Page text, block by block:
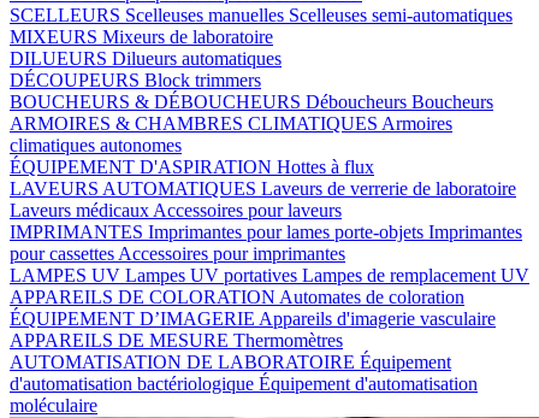
SCELLEURS Scelleuses manuelles Scelleuses semi-automatiques
MIXEURS Mixeurs de laboratoire
DILUEURS Dilueurs automatiques
DÉCOUPEURS Block trimmers
BOUCHEURS & DÉBOUCHEURS Déboucheurs Boucheurs
ARMOIRES & CHAMBRES CLIMATIQUES Armoires
climatiques autonomes
ÉQUIPEMENT D'ASPIRATION Hottes à flux
LAVEURS AUTOMATIQUES Laveurs de verrerie de laboratoire
Laveurs médicaux Accessoires pour laveurs
IMPRIMANTES Imprimantes pour lames porte-objets Imprimantes
pour cassettes Accessoires pour imprimantes
LAMPES UV Lampes UV portatives Lampes de remplacement UV
APPAREILS DE COLORATION Automates de coloration
ÉQUIPEMENT D’IMAGERIE Appareils d'imagerie vasculaire
APPAREILS DE MESURE Thermomètres
AUTOMATISATION DE LABORATOIRE Équipement
d'automatisation bactériologique Équipement d'automatisation
moléculaire